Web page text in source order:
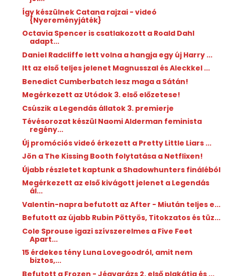
Így készülnek Catana rajzai - videó
{Nyereményjáték}
Octavia Spencer is csatlakozott a Roald Dahl
adapt...
Daniel Radcliffe lett volna a hangja egy új Harry ...
Itt az első teljes jelenet Magnusszal és Aleckkel ...
Benedict Cumberbatch lesz maga a Sátán!
Megérkezett az Utódok 3. első előzetese!
Csúszik a Legendás állatok 3. premierje
Tévésorozat készül Naomi Alderman feminista
regény...
Új promóciós videó érkezett a Pretty Little Liars ...
Jön a The Kissing Booth folytatása a Netflixen!
Újabb részletet kaptunk a Shadowhunters fináléból
Megérkezett az első kivágott jelenet a Legendás
ál...
Valentin-napra befutott az After - Miután teljes e...
Befutott az újabb Rubin Pöttyös, Titokzatos és tüz...
Cole Sprouse igazi szívszerelmes a Five Feet
Apart...
15 érdekes tény Luna Lovegoodról, amit nem
biztos,...
Befutott a Frozen - Jégvarázs 2. első plakátja és ...